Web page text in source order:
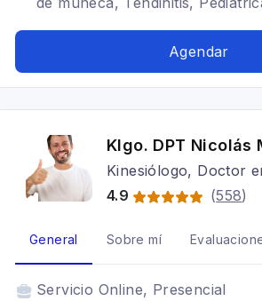
Agendar
Klgo. DPT Nicolás
Kinesiólogo, Doctor
4.9
(558)
General Sobre mí
Servicio Online, Presencial